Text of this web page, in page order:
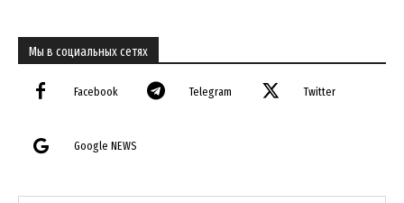
Мы в социальных сетях
Facebook Telegram Twitter
Google NEWS